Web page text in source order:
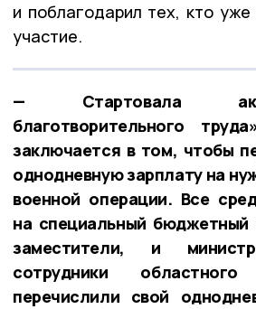
и поблагодарил тех, кто
участие.
— Стартовала
благотворительного
заключается в том, чтобы
однодневную зарплату на
военной операции. Все
на специальный
заместители, и
сотрудники областного
перечислили свой